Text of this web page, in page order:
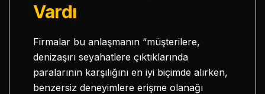
Vardı
Firmalar bu anlaşmanın “müşterilere,
denizaşırı seyahatlere çıktıklarında
paralarının karşılığını en iyi biçimde alırken,
benzersiz deneyimlere erişme olanağı